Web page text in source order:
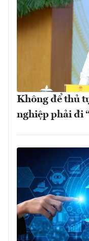
Không để thủ
nghiệp phải đi